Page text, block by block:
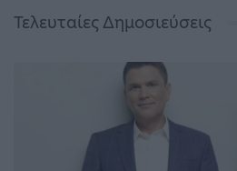
Τελευταίες Δημοσιεύσεις